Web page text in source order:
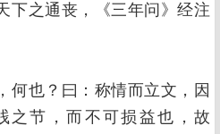
下之通丧，《三年问》经注
何也？曰：称情而立文，因
之节，而不可损益也，故